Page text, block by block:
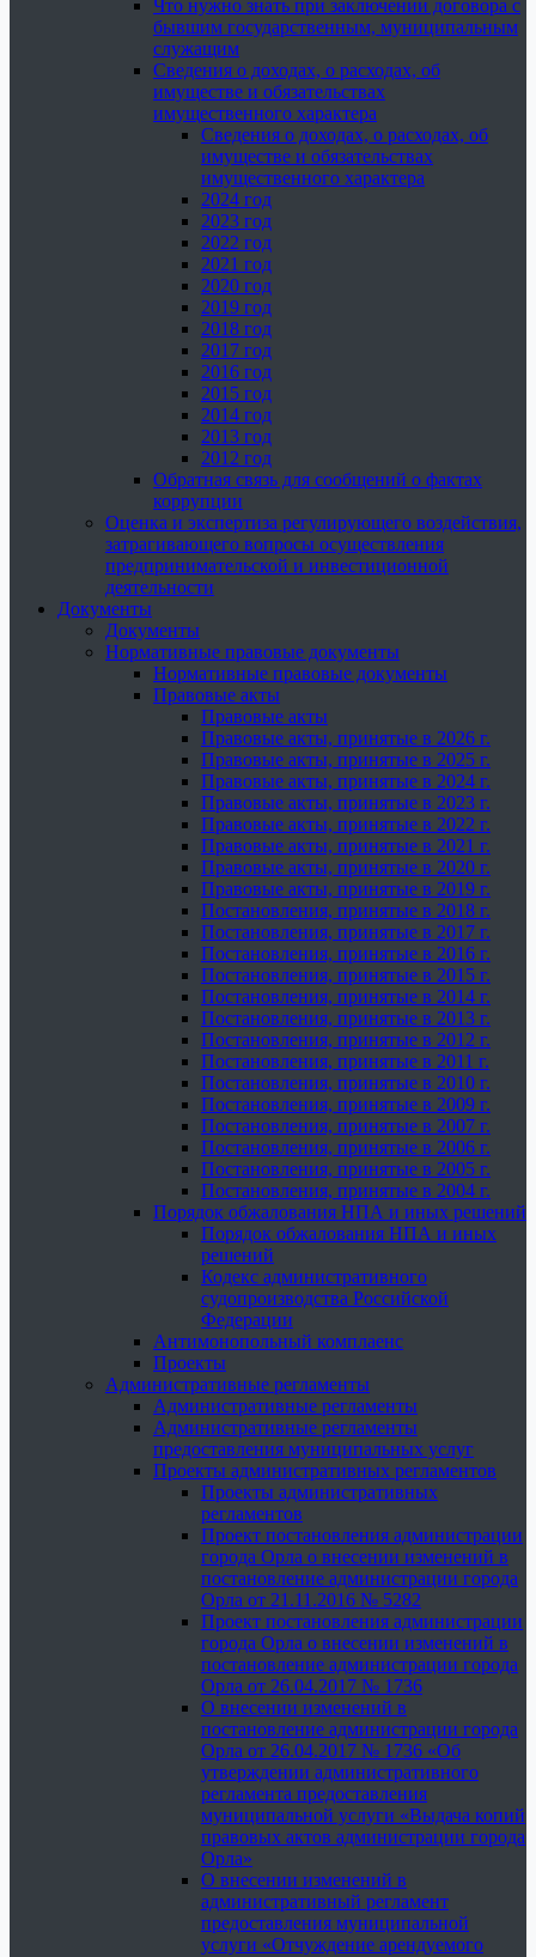
Что нужно знать при заключении договора с
бывшим государственным, муниципальным
служащим
Сведения о доходах, о расходах, об
имуществе и обязательствах
имущественного характера
Сведения о доходах, о расходах, об
имуществе и обязательствах
имущественного характера
2024 год
2023 год
2022 год
2021 год
2020 год
2019 год
2018 год
2017 год
2016 год
2015 год
2014 год
2013 год
2012 год
Обратная связь для сообщений о фактах
коррупции
Оценка и экспертиза регулирующего воздействия,
затрагивающего вопросы осуществления
предпринимательской и инвестиционной
деятельности
Документы
Документы
Нормативные правовые документы
Нормативные правовые документы
Правовые акты
Правовые акты
Правовые акты, принятые в 2026 г.
Правовые акты, принятые в 2025 г.
Правовые акты, принятые в 2024 г.
Правовые акты, принятые в 2023 г.
Правовые акты, принятые в 2022 г.
Правовые акты, принятые в 2021 г.
Правовые акты, принятые в 2020 г.
Правовые акты, принятые в 2019 г.
Постановления, принятые в 2018 г.
Постановления, принятые в 2017 г.
Постановления, принятые в 2016 г.
Постановления, принятые в 2015 г.
Постановления, принятые в 2014 г.
Постановления, принятые в 2013 г.
Постановления, принятые в 2012 г.
Постановления, принятые в 2011 г.
Постановления, принятые в 2010 г.
Постановления, принятые в 2009 г.
Постановления, принятые в 2007 г.
Постановления, принятые в 2006 г.
Постановления, принятые в 2005 г.
Постановления, принятые в 2004 г.
Порядок обжалования НПА и иных решений
Порядок обжалования НПА и иных
решений
Кодекс административного
судопроизводства Российской
Федерации
Антимонопольный комплаенс
Проекты
Административные регламенты
Административные регламенты
Административные регламенты
предоставления муниципальных услуг
Проекты административных регламентов
Проекты административных
регламентов
Проект постановления администрации
города Орла о внесении изменений в
постановление администрации города
Орла от 21.11.2016 № 5282
Проект постановления администрации
города Орла о внесении изменений в
постановление администрации города
Орла от 26.04.2017 № 1736
О внесении изменений в
постановление администрации города
Орла от 26.04.2017 № 1736 «Об
утверждении административного
регламента предоставления
муниципальной услуги «Выдача копий
правовых актов администрации города
Орла»
О внесении изменений в
административный регламент
предоставления муниципальной
услуги «Отчуждение арендуемого